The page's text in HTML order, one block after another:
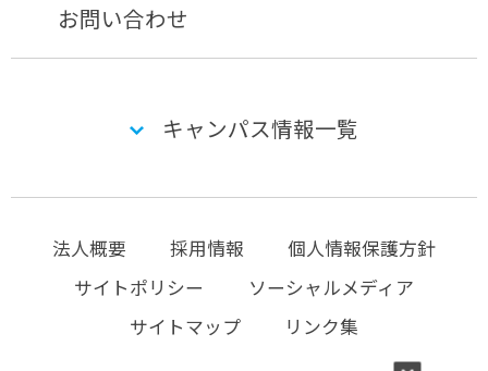
お問い合わせ
キャンパス情報一覧
法人概要 採用情報
個人情報保護方針
サイトポリシー
ソーシャルメディア
サイトマップ
リンク集